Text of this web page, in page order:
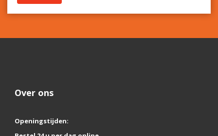
Over ons
Openingstijden: